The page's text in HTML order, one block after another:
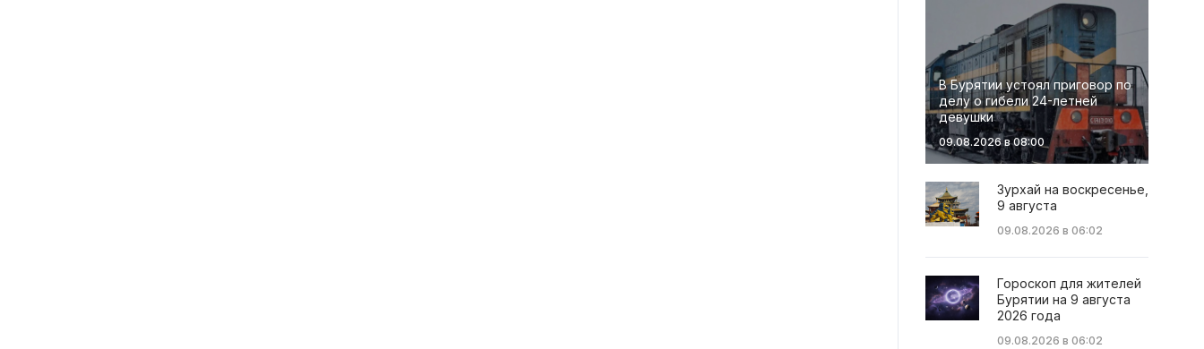
В Бурятии устоял приговор по
делу о гибели 24-летней
девушки
09.08.2026 в 08:00
Зурхай на воскресенье,
9 августа
09.08.2026 в 06:02
Гороскоп для жителей
Бурятии на 9 августа
2026 года
09.08.2026 в 06:02